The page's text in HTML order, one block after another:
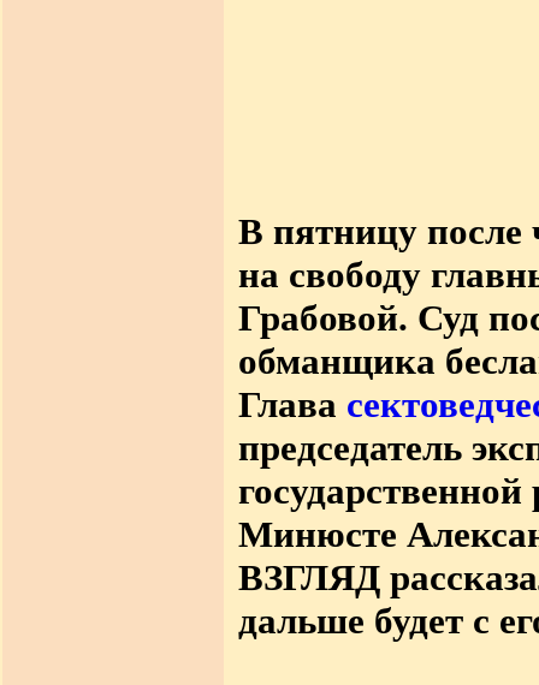
В пятницу после
на свободу
Грабовой. Суд
обманщика
Глава
председатель
Минюсте
ВЗГЛЯД
дальше будет с